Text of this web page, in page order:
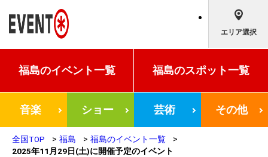
エリア選択
福島のイベント一覧 福島のスポット一覧
音楽 ショー 芸術 その他
全国TOP 福島
福島のイベント一覧
2025年11月29日(土)に開催予定のイベント